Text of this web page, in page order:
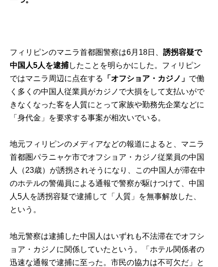
フィリピンのマニラ首都圏警察は6月18日、誘拐容疑で
中国人5人を逮捕したことを明らかにした。フィリピン
ではマニラ周辺に点在する
「オフショア・カジノ」 で働
く多くの中国人従業員がカジノで大損をして支払いがで
きなくなった客を人質にとって家族や勤務先企業などに
「身代金」を要求する事案が相次いでいる。
地元フィリピンのメディアなどの報道によると、マニラ
首都圏パラニャケ市でオフショア・カジノ従業員の中国
人（23歳）が誘拐されそうになり、この中国人が滞在中
のホテルの警備員による通報で警察が駆けつけて、中国
人5人を誘拐容疑で逮捕して「人質」を無事解放した、
という。
地元警察は逮捕した中国人はいずれも不法滞在でオフシ
ョア・カジノに関係していたという。「ホテル関係者の
迅速な通報で逮捕に至った。市民の協力は不可欠だ」と